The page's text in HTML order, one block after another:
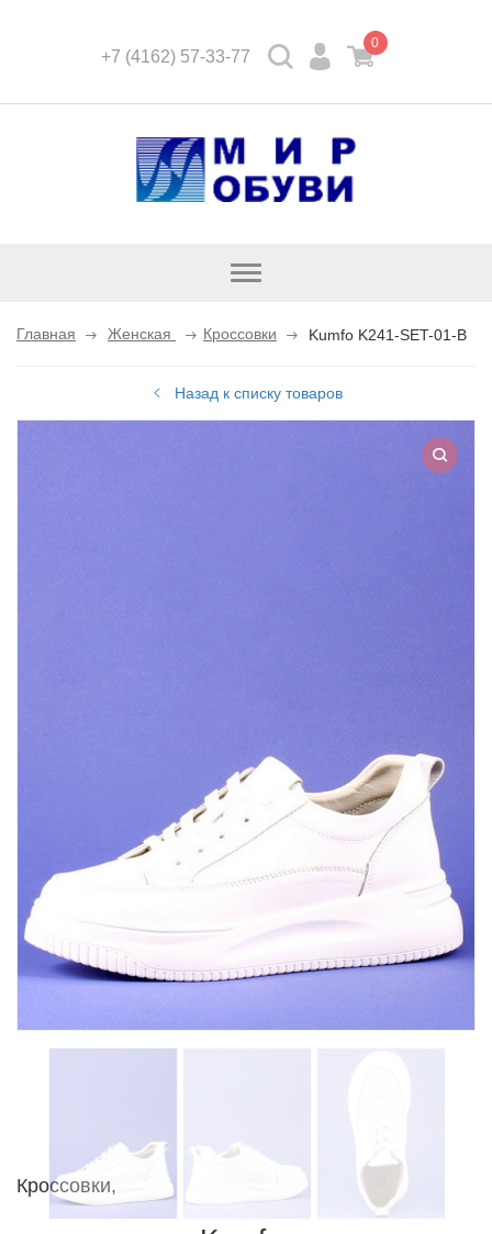
+7 (4162) 57-33-77
0
Открыть
Главная Женская Кроссовки Kumfo K241-SET-01-B
Назад к списку товаров
Кроссовки,